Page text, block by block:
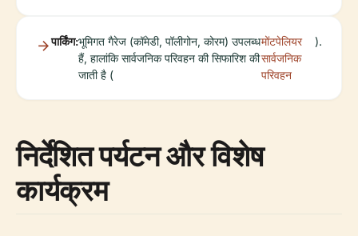
पार्किंग:भूमिगत गैरेज (कॉमेडी, पॉलीगोन, कोरम) उपलब्ध
हैं, हालांकि सार्वजनिक परिवहन की सिफारिश की
जाती है (
मोंटपेलियर
सार्वजनिक
परिवहन
).
निर्देशित पर्यटन और विशेष
कार्यक्रम